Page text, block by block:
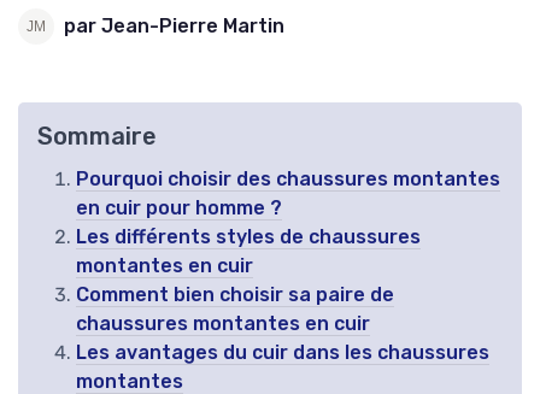
par Jean-Pierre Martin
Sommaire
Pourquoi choisir des chaussures montantes
en cuir pour homme ?
Les différents styles de chaussures
montantes en cuir
Comment bien choisir sa paire de
chaussures montantes en cuir
Les avantages du cuir dans les chaussures
montantes